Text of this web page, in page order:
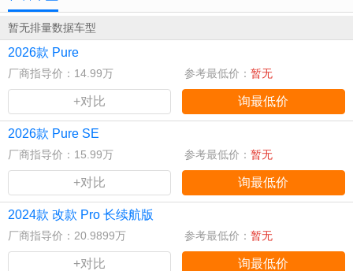
暂无排量数据车型
2026款 Pure
厂商指导价：14.99万 参考最低价： 暂无
+对比 询最低价
2026款 Pure SE
厂商指导价：15.99万 参考最低价： 暂无
+对比 询最低价
2024款 改款 Pro 长续航版
厂商指导价：20.9899万 参考最低价： 暂无
+对比 询最低价